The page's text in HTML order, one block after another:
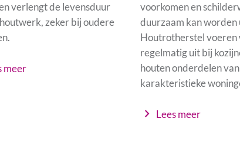
verlengt de levensduur
zeker bij oudere
meer
voorkomen en
duurzaam kan
Houtrotherstel voeren
regelmatig uit bij
houten onderdelen van
karakteristieke
chevron_right Lees meer